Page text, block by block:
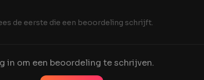
de eerste die een beoordeling schrijft.
in om een beoordeling te schrijven.